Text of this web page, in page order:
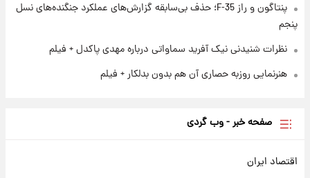
پنتاگون و راز F-35؛ حذف بی‌سابقه گزارش‌های عملکرد جنگنده‌های نسل
پنجم
نظرات شنیدنی نیک آفرید سماواتی درباره مهدی پاکدل + فیلم
هنرنمایی روزبه حصاری آن هم بدون بدلکار + فیلم
صفحه خبر - وب گردی
اقتصاد ایران